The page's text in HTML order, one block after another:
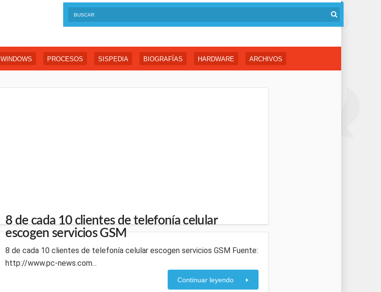
WINDOWS PROCESOS SISPEDIA BIOGRAFÍAS HARDWARE ARCHIVOS
8 de cada 10 clientes de telefonía celular
escogen servicios GSM
8 de cada 10 clientes de telefonía celular escogen servicios GSM Fuente:
http://www.pc-news.com...
Continuar leyendo